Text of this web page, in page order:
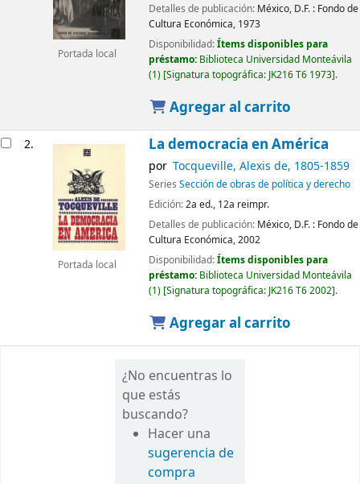
Portada local
Detalles de publicación: México, D.F. : Fondo de
Cultura Económica, 1973
Disponibilidad:Ítems disponibles para
préstamo: Biblioteca Universidad Monteávila
(1) Signatura topográfica: JK216 T6 1973 .
Agregar al carrito
2.
Portada local
La democracia en América
por Tocqueville, Alexis de, 1805-1859
Series Sección de obras de política y derecho
Edición:2a ed., 12a reimpr.
Detalles de publicación: México, D.F. : Fondo de
Cultura Económica,2002
Disponibilidad:Ítems disponibles para
préstamo: Biblioteca Universidad Monteávila
(1) Signatura topográfica: JK216 T6 2002 .
Agregar al carrito
¿No encuentras lo
que estás
buscando?
Hacer una
sugerencia de
compra